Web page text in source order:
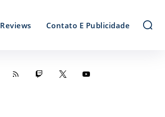
Reviews Contato E Publicidade